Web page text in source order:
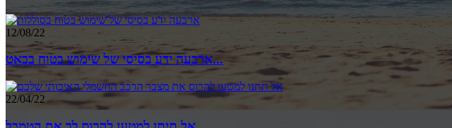
12/08/22
ארבעה ידע בסיסי של שימוש בטוח בבאט...
22/04/22